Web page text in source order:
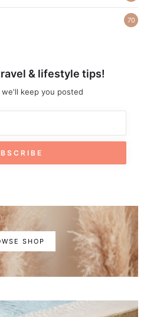
70
& lifestyle tips!
keep you posted
SHOP